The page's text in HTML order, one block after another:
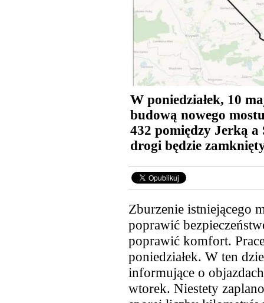
W poniedziałek, 10
budową nowego
432 pomiędzy Jerką a
drogi będzie
Zburzenie istniejącego
poprawić
poprawić komfort.
poniedziałek. W ten
informujące o
wtorek. Niestety